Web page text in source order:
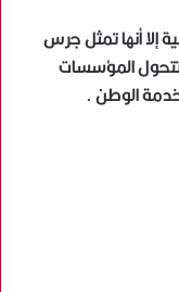
إلا أنها تمثل جرس
المؤسسات
الوطن .